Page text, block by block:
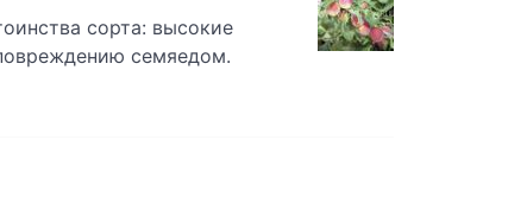
сорта: высокие
семяедом.